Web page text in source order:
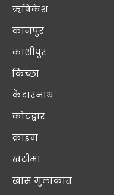
ऋषिकेश
कानपुर
काशीपुर
किच्छा
केदारनाथ
कोटद्वार
क्राइम
खटीमा
खास मुलाक़ात